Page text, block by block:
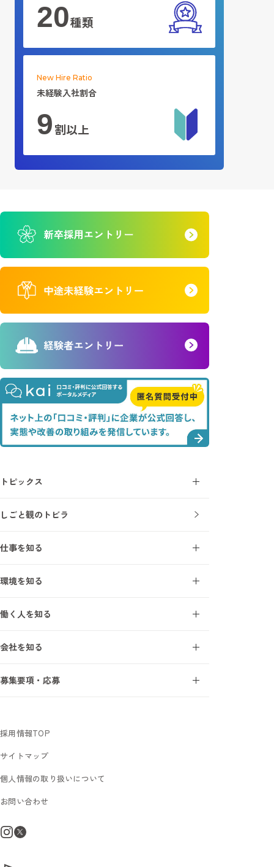
20種類
未経験入社割合
New Hire Ratio
9割以上
トピックス
ニュース
しごと観のトビラ
仕事を知る
施工管理を知る7ワード
環境を知る
研修・教育制度
働く人を知る
サポートスタッフインタビュー
会社を知る
オープンアップコンストラクションを知る7ワード
募集要項・応募
採用情報TOP
サイトマップ
個人情報の取り扱いについて
お問い合わせ